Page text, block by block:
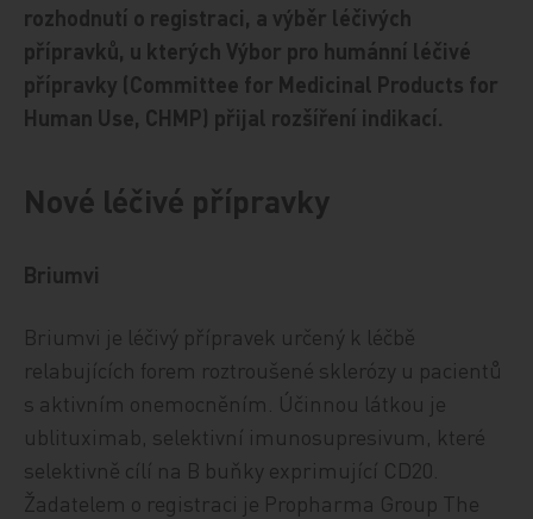
rozhodnutí o registraci, a výběr léčivých
přípravků, u kterých Výbor pro humánní léčivé
přípravky (Committee for Medicinal Products for
Human Use, CHMP) přijal rozšíření indikací.
Nové léčivé přípravky
Briumvi
Briumvi je léčivý přípravek určený k léčbě
relabujících forem roztroušené sklerózy u pacientů
s aktivním onemocněním. Účinnou látkou je
ublituximab, selektivní imunosupresivum, které
selektivně cílí na B buňky exprimující CD20.
Žadatelem o registraci je Propharma Group The